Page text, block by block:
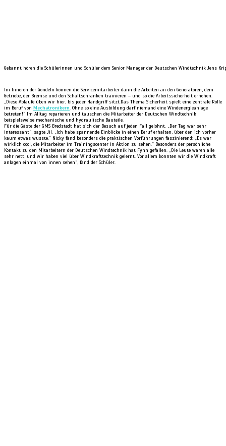
Gebannt hören die Schülerinnen und Schüler dem Senior Manager der Deutschen Windtechnik Jens
Im Inneren der Gondeln können die Servicemitarbeiter dann die Arbeiten an den Generatoren, dem
Getriebe, der Bremse und den Schaltschränken trainieren – und so die Arbeitssicherheit erhöhen.
„Diese Abläufe üben wir hier, bis jeder Handgriff sitzt.Das Thema Sicherheit spielt eine zentrale Rolle
im Beruf von Mechatronikern. Ohne so eine Ausbildung darf niemand eine Windenergieanlage
betreten!“ Im Alltag reparieren und tauschen die Mitarbeiter der Deutschen Windtechnik
beispielsweise mechanische und hydraulische Bauteile.
Für die Gäste der GMS Bredstedt hat sich der Besuch auf jeden Fall gelohnt. „Der Tag war sehr
interessant“, sagte Jil. „Ich habe spannende Einblicke in einen Beruf erhalten, über den ich vorher
kaum etwas wusste.“ Nicky fand besonders die praktischen Vorführungen faszinierend: „Es war
wirklich cool, die Mitarbeiter im Trainingscenter in Aktion zu sehen.“ Besonders der persönliche
Kontakt zu den Mitarbeitern der Deutschen Windtechnik hat Fynn gefallen. „Die Leute waren alle
sehr nett, und wir haben viel über Windkrafttechnik gelernt. Vor allem konnten wir die Windkraft
anlagen einmal von innen sehen“, fand der Schüler.